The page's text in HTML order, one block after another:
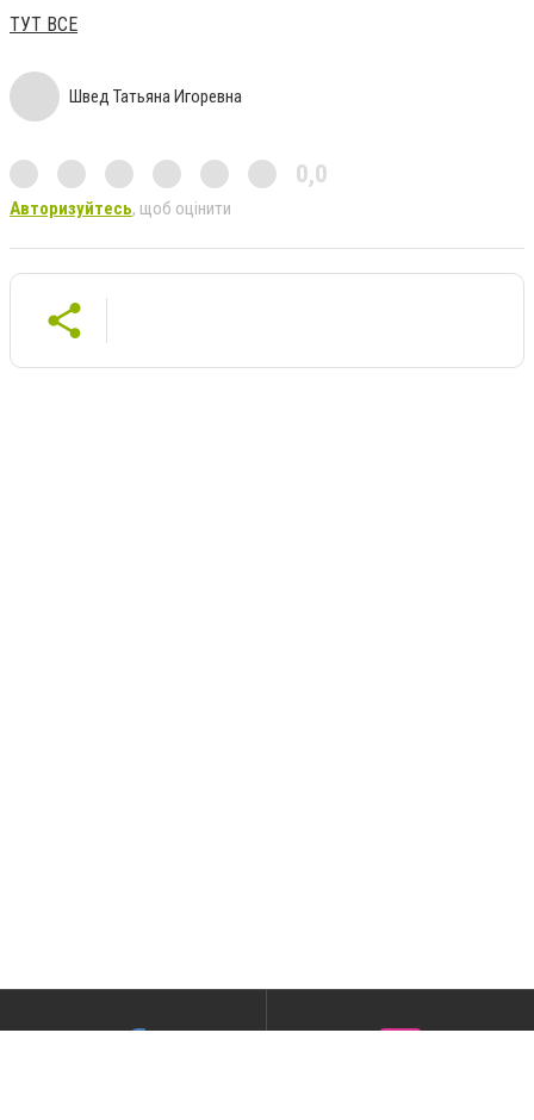
ТУТ ВСЕ
Швед Татьяна Игоревна
0,0
Авторизуйтесь, щоб оцінити